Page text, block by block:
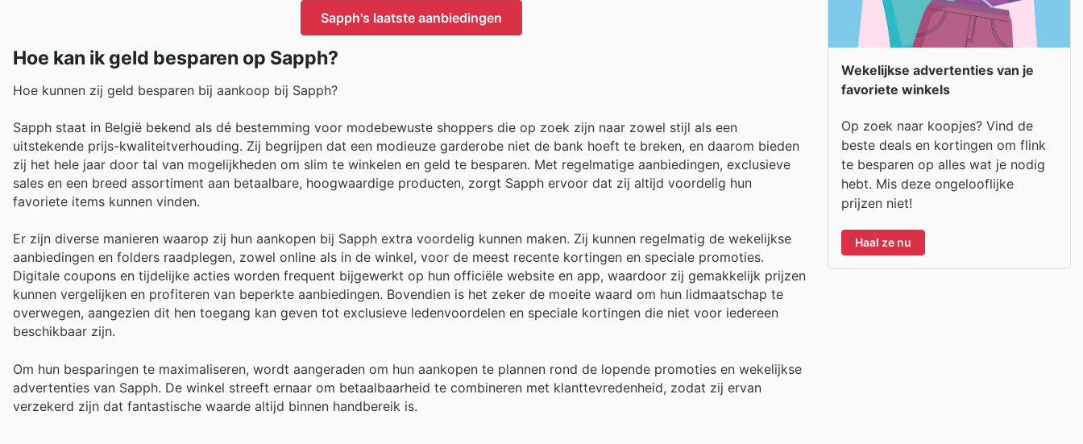
Sapph's laatste aanbiedingen
Hoe kan ik geld besparen op Sapph?
Hoe kunnen zij geld besparen bij aankoop bij Sapph?
Sapph staat in België bekend als dé bestemming voor modebewuste shoppers die op zoek zijn naar zowel stijl als een
uitstekende prijs-kwaliteitverhouding. Zij begrijpen dat een modieuze garderobe niet de bank hoeft te breken, en daarom bieden
zij het hele jaar door tal van mogelijkheden om slim te winkelen en geld te besparen. Met regelmatige aanbiedingen, exclusieve
sales en een breed assortiment aan betaalbare, hoogwaardige producten, zorgt Sapph ervoor dat zij altijd voordelig hun
favoriete items kunnen vinden.
Er zijn diverse manieren waarop zij hun aankopen bij Sapph extra voordelig kunnen maken. Zij kunnen regelmatig de wekelijkse
aanbiedingen en folders raadplegen, zowel online als in de winkel, voor de meest recente kortingen en speciale promoties.
Digitale coupons en tijdelijke acties worden frequent bijgewerkt op hun officiële website en app, waardoor zij gemakkelijk prijzen
kunnen vergelijken en profiteren van beperkte aanbiedingen. Bovendien is het zeker de moeite waard om hun lidmaatschap te
overwegen, aangezien dit hen toegang kan geven tot exclusieve ledenvoordelen en speciale kortingen die niet voor iedereen
beschikbaar zijn.
Om hun besparingen te maximaliseren, wordt aangeraden om hun aankopen te plannen rond de lopende promoties en wekelijkse
advertenties van Sapph. De winkel streeft ernaar om betaalbaarheid te combineren met klanttevredenheid, zodat zij ervan
verzekerd zijn dat fantastische waarde altijd binnen handbereik is.
Wekelijkse advertenties van je
favoriete winkels
Op zoek naar koopjes? Vind de
beste deals en kortingen om flink
te besparen op alles wat je nodig
hebt. Mis deze ongelooflijke
prijzen niet!
Haal ze nu